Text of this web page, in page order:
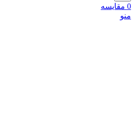
0 مقایسه
منو